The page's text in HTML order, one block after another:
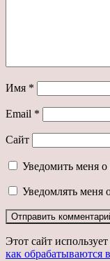
Имя *
Email *
Сайт
Уведомить меня
Уведомлять меня
Этот сайт
как обрабатываются